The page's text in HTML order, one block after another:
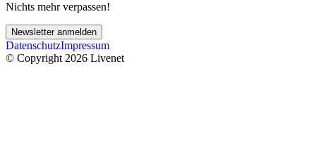
Nichts mehr verpassen!
Newsletter anmelden
DatenschutzImpressum
© Copyright 2026 Livenet